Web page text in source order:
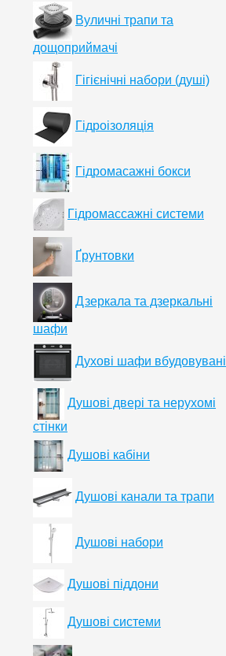
Вуличні трапи та
дощоприймачі
Гігієнічні набори (душі)
Гідроізоляція
Гідромасажні бокси
Гідромассажні системи
Ґрунтовки
Дзеркала та дзеркальні
шафи
Духові шафи вбудовувані
Душові двері та нерухомі
стінки
Душові кабіни
Душові канали та трапи
Душові набори
Душові піддони
Душові системи